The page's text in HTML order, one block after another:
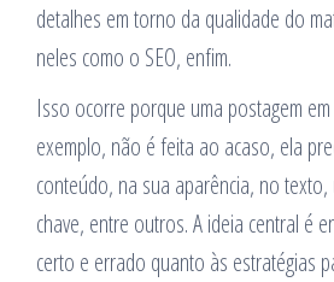
detalhes em torno da qualidade do
neles como o SEO, enfim.
Isso ocorre porque uma postagem
exemplo, não é feita ao acaso, ela
conteúdo, na sua aparência, no
chave, entre outros. A ideia central é
certo e errado quanto às estratégias